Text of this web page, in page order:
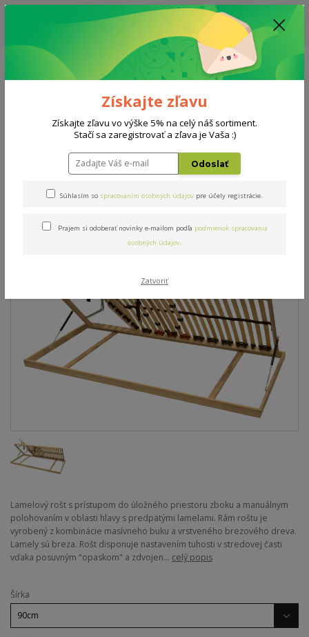
ZĽAVA: VŠETKY VYSTAVENÉ POSTELE ZA 400€ - CENA MATRACU A ROŠTU
PODĽA VÝBERU / DODACIA LEHOTA JE AKTUÁLNE 10-15 PRACOVNÝCH
Menu
0908 777 700 Po-So: 10-18 hod.
0
Double BVH P 90x200cm
Double BVH P 90x200cm
Lamelový rošt s prístupom do úložného priestoru zboku a manuálnym
polohovaním v oblasti hlavy s predpätými lamelami. Rám roštu je
vyrobený z kombinácie masívneho buku a vrstveného brezového dreva.
Lamely sú breza. Rošt disponuje nastavením tuhosti v stredovej časti
vďaka posuvným "opaskom" a zdvojen... celý popis
Šírka
Získajte zľavu
Získajte zľavu vo výške 5% na celý náš sortiment.
Stačí sa zaregistrovať a zľava je Vaša :)
Odoslať
Súhlasím so spracovaním osobných údajov pre účely registrácie.
Prajem si odoberať novinky e-mailom podľa podmienok spracovania
osobných údajov.
Zatvoriť